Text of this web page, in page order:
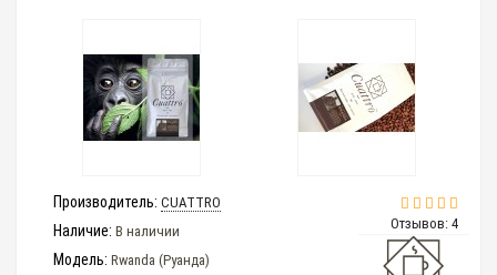
Отзывов: 4
Производитель: CUATTRO
Наличие: В наличии
Модель: Rwanda (Руанда)